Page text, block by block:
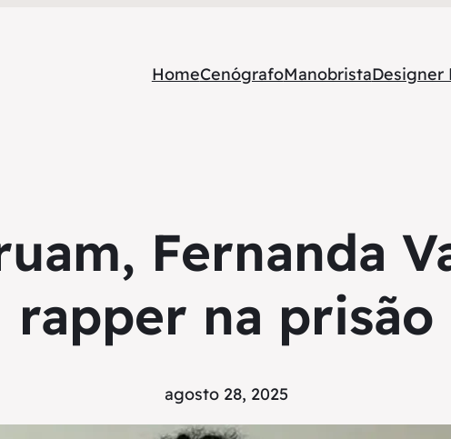
HomeCenógrafoManobristaDesigner
Fernanda
rapper na prisão
agosto 28, 2025